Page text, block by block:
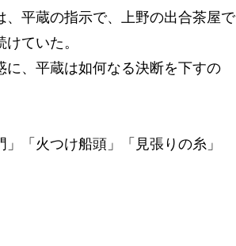
平蔵の指示で、上野の出合茶屋で
ていた。
に、平蔵は如何なる決断を下すの
「火つけ船頭」「見張りの糸」